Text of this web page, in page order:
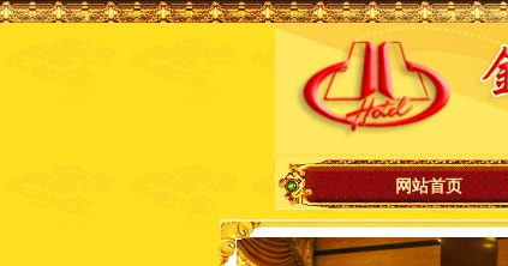
网站首页